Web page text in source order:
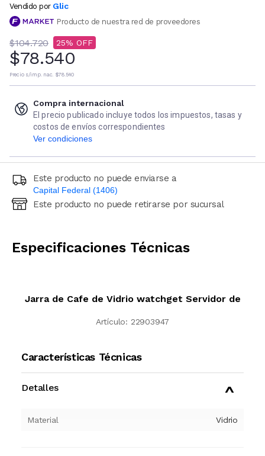
Vendido por Glic
Producto de nuestra red de proveedores
$104.720 25
$78.540
Precio s/imp. nac. $78.540
Compra internacional
El precio publicado incluye todos los impuestos, tasas y
costos de envíos correspondientes
Ver condiciones
Este producto no puede enviarse a
Capital Federal (1406)
Ingresá código postal (sólo números)
Este producto no puede retirarse por sucursal
Especificaciones Técnicas
Jarra de Cafe de Vidrio watchget Servidor de
Artículo: 22903947
Características Técnicas
Detalles
Material Vidrio